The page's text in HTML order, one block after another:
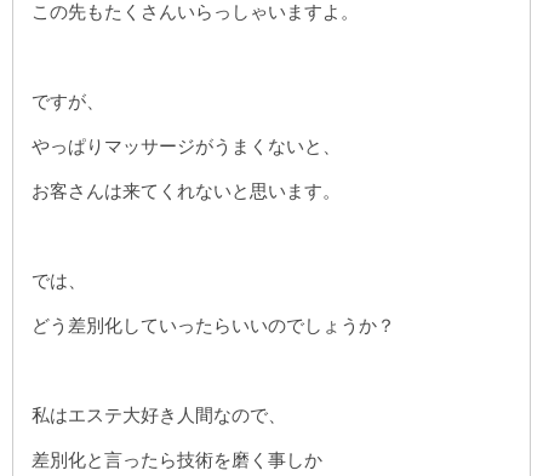
この先もたくさんいらっしゃいますよ。
ですが、
やっぱりマッサージがうまくないと、
お客さんは来てくれないと思います。
では、
どう差別化していったらいいのでしょうか？
私はエステ大好き人間なので、
差別化と言ったら技術を磨く事しか